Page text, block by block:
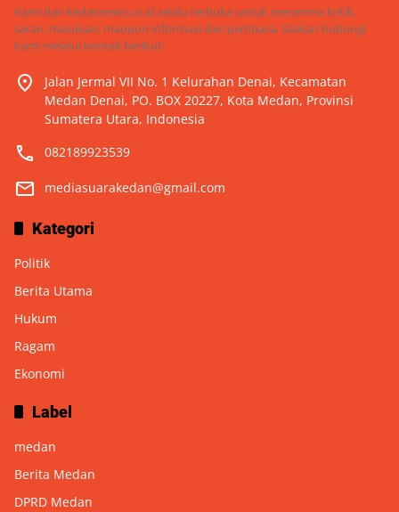
Kami dari kedannews.co.id selalu terbuka untuk menerima kritik,
saran, masukan, maupun informasi dari pembaca. Silakan hubungi
kami melalui kontak berikut:
Jalan Jermal VII No. 1 Kelurahan Denai, Kecamatan
Medan Denai, PO. BOX 20227, Kota Medan, Provinsi
Sumatera Utara, Indonesia
082189923539
mediasuarakedan@gmail.com
Kategori
Politik
Berita Utama
Hukum
Ragam
Ekonomi
Label
medan
Berita Medan
DPRD Medan